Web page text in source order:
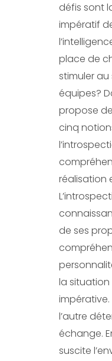
défis sont
impératif
place de
stimuler au
équipes?
propose
cinq
réalisation
de ses
la situation
impérative.
l’autre
échange.
suscite